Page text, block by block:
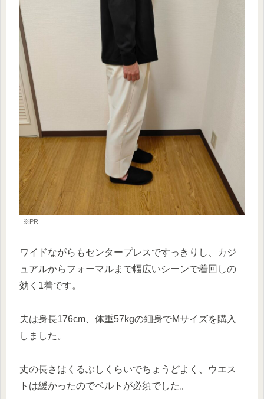
※PR
ワイドながらもセンタープレスですっきりし、カジ
ュアルからフォーマルまで幅広いシーンで着回しの
効く1着です。
夫は身長176cm、体重57kgの細身でMサイズを購入
しました。
丈の長さはくるぶしくらいでちょうどよく、ウエス
トは緩かったのでベルトが必須でした。